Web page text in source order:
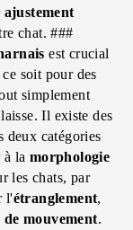
ajustement
chat. ###
est crucial
ce soit pour des
simplement
Il existe des
deux catégories
à la morphologie
les chats, par
l'étranglement,
mouvement.